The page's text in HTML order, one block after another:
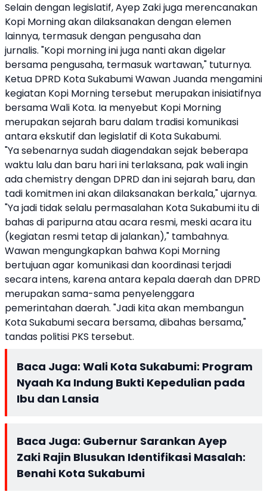
Selain dengan legislatif, Ayep Zaki juga merencanakan
Kopi Morning akan dilaksanakan dengan elemen
lainnya, termasuk dengan pengusaha dan
jurnalis. "Kopi morning ini juga nanti akan digelar
bersama pengusaha, termasuk wartawan," tuturnya.
Ketua DPRD Kota Sukabumi Wawan Juanda mengamini
kegiatan Kopi Morning tersebut merupakan inisiatifnya
bersama Wali Kota. Ia menyebut Kopi Morning
merupakan sejarah baru dalam tradisi komunikasi
antara ekskutif dan legislatif di Kota Sukabumi.
"Ya sebenarnya sudah diagendakan sejak beberapa
waktu lalu dan baru hari ini terlaksana, pak wali ingin
ada chemistry dengan DPRD dan ini sejarah baru, dan
tadi komitmen ini akan dilaksanakan berkala," ujarnya.
"Ya jadi tidak selalu permasalahan Kota Sukabumi itu di
bahas di paripurna atau acara resmi, meski acara itu
(kegiatan resmi tetap di jalankan)," tambahnya.
Wawan mengungkapkan bahwa Kopi Morning
bertujuan agar komunikasi dan koordinasi terjadi
secara intens, karena antara kepala daerah dan DPRD
merupakan sama-sama penyelenggara
pemerintahan daerah. "Jadi kita akan membangun
Kota Sukabumi secara bersama, dibahas bersama,"
tandas politisi PKS tersebut.
Baca Juga: Wali Kota Sukabumi: Program
Nyaah Ka Indung Bukti Kepedulian pada
Ibu dan Lansia
Baca Juga: Gubernur Sarankan Ayep
Zaki Rajin Blusukan Identifikasi Masalah:
Benahi Kota Sukabumi